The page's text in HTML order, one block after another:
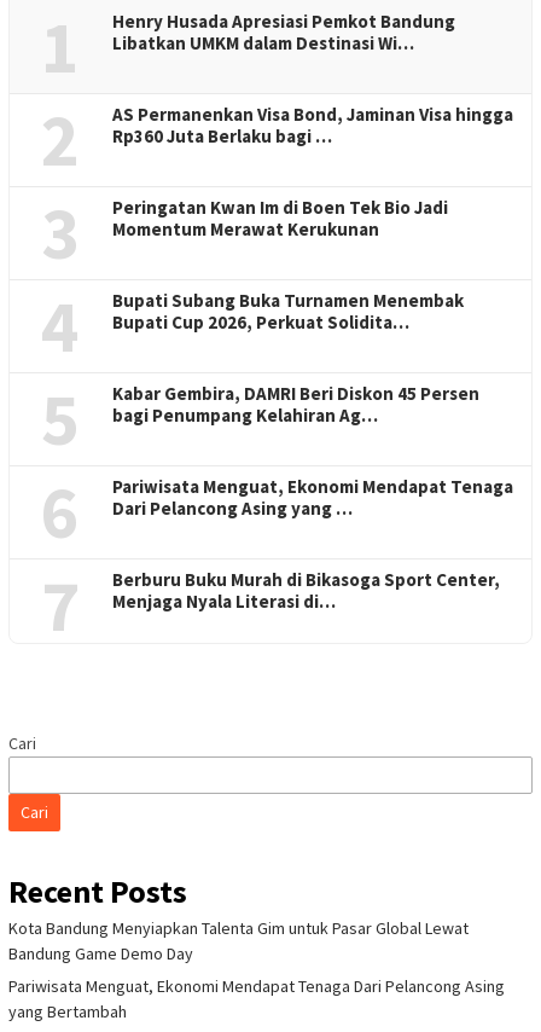
1
Henry Husada Apresiasi Pemkot Bandung
Libatkan UMKM dalam Destinasi Wi…
2
AS Permanenkan Visa Bond, Jaminan Visa hingga
Rp360 Juta Berlaku bagi …
3
Peringatan Kwan Im di Boen Tek Bio Jadi
Momentum Merawat Kerukunan
4
Bupati Subang Buka Turnamen Menembak
Bupati Cup 2026, Perkuat Solidita…
5
Kabar Gembira, DAMRI Beri Diskon 45 Persen
bagi Penumpang Kelahiran Ag…
6
Pariwisata Menguat, Ekonomi Mendapat Tenaga
Dari Pelancong Asing yang …
7
Berburu Buku Murah di Bikasoga Sport Center,
Menjaga Nyala Literasi di…
Cari
Cari
Recent Posts
Kota Bandung Menyiapkan Talenta Gim untuk Pasar Global Lewat
Bandung Game Demo Day
Pariwisata Menguat, Ekonomi Mendapat Tenaga Dari Pelancong Asing
yang Bertambah